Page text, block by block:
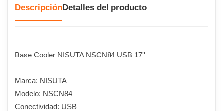
DescripciónDetalles del producto
Base Cooler NISUTA NSCN84 USB 17''
Marca: NISUTA
Modelo: NSCN84
Conectividad: USB